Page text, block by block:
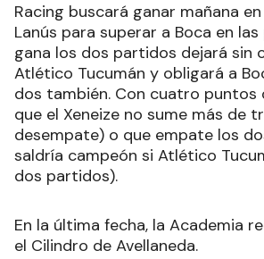
Racing buscará ganar mañana
Lanús para superar a Boca en las
gana los dos partidos dejará sin
Atlético Tucumán y obligará a
dos también. Con cuatro puntos
que el Xeneize no sume más de
desempate) o que empate los
saldría campeón si Atlético
dos partidos).
En la última fecha, la Academia
el Cilindro de Avellaneda.